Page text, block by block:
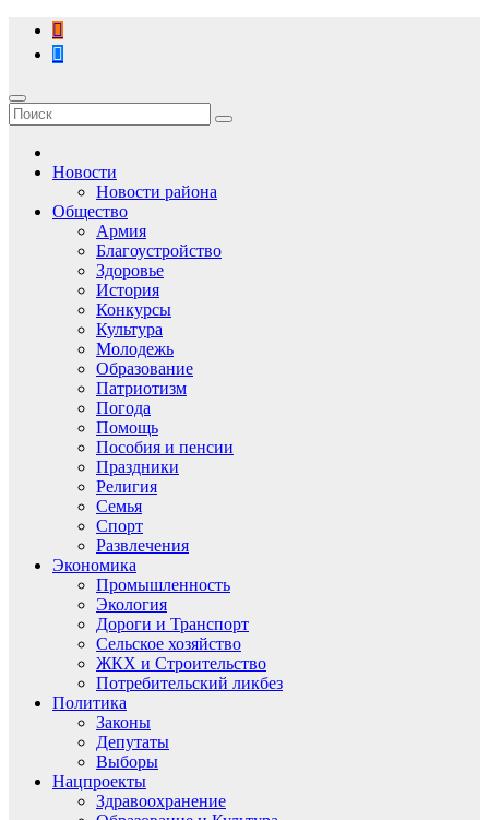
Перейти
содержимому
Новости
Новости района
Общество
Армия
Благоустройство
Здоровье
История
Конкурсы
Культура
Молодежь
Образование
Патриотизм
Погода
Помощь
Пособия и пенсии
Праздники
Религия
Семья
Спорт
Развлечения
Экономика
Промышленность
Экология
Дороги и Транспорт
Сельское хозяйство
ЖКХ и Строительство
Потребительский ликбез
Политика
Законы
Депутаты
Выборы
Нацпроекты
Здравоохранение